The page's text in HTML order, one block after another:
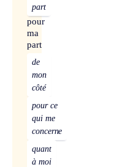
part
pour
ma
part
de
mon
côté
pour ce
qui me
concerne
quant
à moi